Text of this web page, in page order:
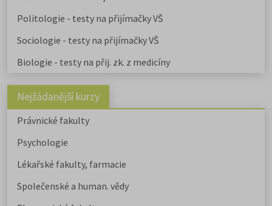
školy.
zaměřené obory a
uvádíme v samostatném článku.
Chystáte se na humanitní
Stáhněte si zdarma e-book s
přehledem humanitních fakult,
Politologie - testy na přijímačky VŠ
Sociologie - testy na přijímačky VŠ
Biologie - testy na přij. zk. z medicíny
Nejžádanější kurzy
Právnické fakulty
Psychologie
Lékařské fakulty, farmacie
Společenské a human. vědy